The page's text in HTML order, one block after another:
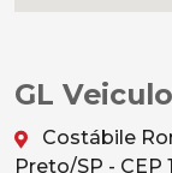
GL
Costábile
Preto/SP - CEP